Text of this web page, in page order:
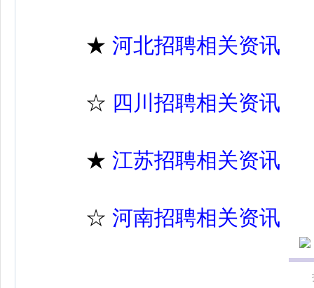
★ 河北招聘相关资讯
☆ 四川招聘相关资讯
★ 江苏招聘相关资讯
☆ 河南招聘相关资讯